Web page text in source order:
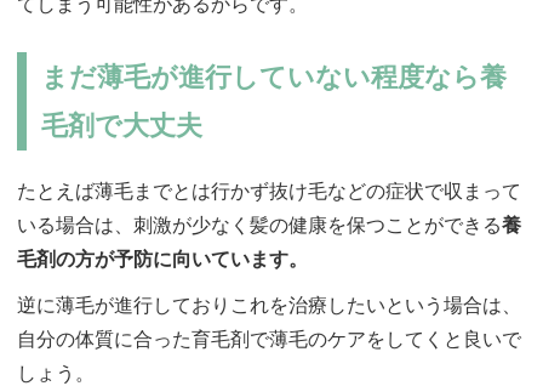
てしまう可能性があるからです。
まだ薄毛が進行していない程度なら養
毛剤で大丈夫
たとえば薄毛までとは行かず抜け毛などの症状で収まって
いる場合は、刺激が少なく髪の健康を保つことができる養
毛剤の方が予防に向いています。
逆に薄毛が進行しておりこれを治療したいという場合は、
自分の体質に合った育毛剤で薄毛のケアをしてくと良いで
しょう。